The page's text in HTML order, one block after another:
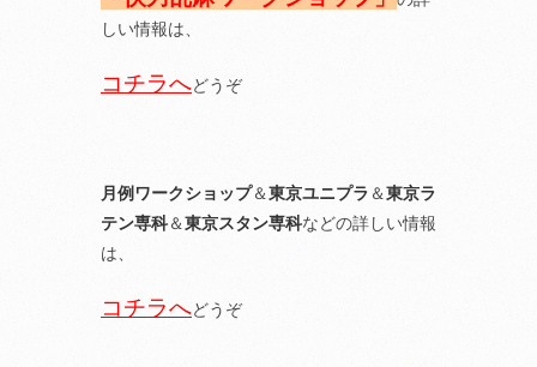
しい情報は、
コチラへどうぞ
月例ワークショップ＆東京ユニプラ ＆東京ラ
テン専科＆東京スタン専科などの詳しい情報
は、
コチラへどうぞ